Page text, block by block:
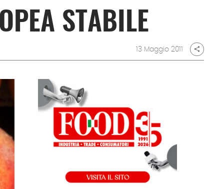
STABILE
13 Maggio 2011 share